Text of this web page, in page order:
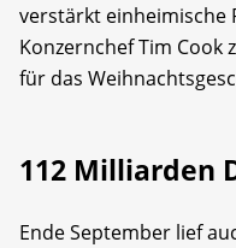
verstärkt einheimische
Konzernchef Tim Cook
für das
112 Milliarden
Ende September lief